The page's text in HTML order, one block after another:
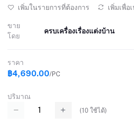
เพิ่มในรายการที่ต้องการ เพิ่มเพื่อ
ขาย
โดย
ครบเครื่องเรื่องแต่งบ้าน
ราคา
฿4,690.00/PC
ปริมาณ
(10 ใช้ได้)